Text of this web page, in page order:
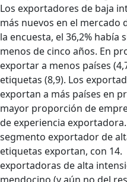
Los exportadores de baja
más nuevos en el mercado
la encuesta, el 36,2%
menos de cinco años. En
exportar a menos países
etiquetas (8,9). Los
exportan a más países en
mayor proporción de
de experiencia
segmento exportador de
etiquetas exportan, con 14.
exportadoras de alta